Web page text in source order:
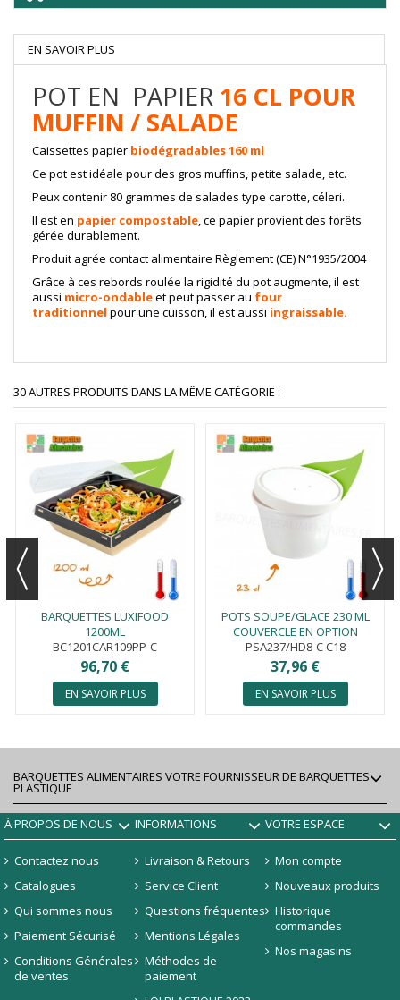
EN SAVOIR PLUS
POT EN PAPIER 16 CL POUR
MUFFIN / SALADE
Caissettes papier biodégradables 160 ml
Ce pot est idéale pour des gros muffins, petite salade, etc.
Peux contenir 80 grammes de salades type carotte, céleri.
Il est en papier compostable, ce papier provient des forêts
gérée durablement.
Produit agrée contact alimentaire Règlement (CE) N°1935/2004
Grâce à ces rebords roulée la rigidité du pot augmente, il est
aussi micro-ondableet peut passer au four
traditionnel pour une cuisson, il est aussi ingraissable.
30 AUTRES PRODUITS DANS LA MÊME CATÉGORIE :
BARQUETTES LUXIFOOD
1200ML
BC1201CAR109PP-C
96,70 €
EN SAVOIR PLUS
POTS SOUPE/GLACE 230 ML
COUVERCLE EN OPTION
PSA237/HD8-C C18
37,96 €
EN SAVOIR PLUS
BARQUETTES ALIMENTAIRES VOTRE FOURNISSEUR DE BARQUETTES
PLASTIQUE
À PROPOS DE NOUS
Contactez nous
Catalogues
Qui sommes nous
Paiement Sécurisé
Conditions Générales
de ventes
INFORMATIONS
Livraison & Retours
Service Client
Questions fréquentes
Mentions Légales
Méthodes de
paiement
VOTRE ESPACE
Mon compte
Nouveaux produits
Historique
commandes
Nos magasins